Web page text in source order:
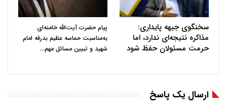
سخنگوی جبهه پایداری:
مذاکره نتیجه‌ای ندارد، اما
حرمت مسئولان حفظ شود
پیام حضرت آیت‌الله خامنه‌ای
به‌مناسبت حماسه عظیم بدرقه امام
شهید و تبیین مسائل مهم…
ارسال یک پاسخ